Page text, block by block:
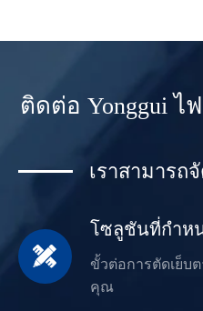
ติดต่อ Yonggui
เราสามารถ

โซลูชันที่กำห
ขั้วต่อการตัดเย็บ
คุณ